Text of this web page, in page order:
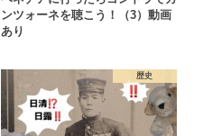
ンツォーネを聴こう！（3）動画
あり
歴史